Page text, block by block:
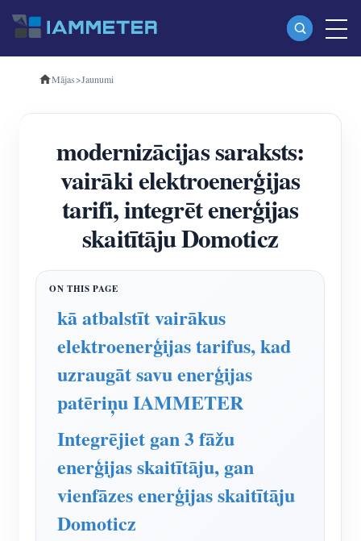
Produkti
Trīsfāzu Wi-Fi enerģijas mērītājs (WEM3080T)
Trīsfāzu Wi-Fi enerģijas mērītājs (WEM3046T)
Trīsfāzu Wi-Fi enerģijas mērītājs (WEM3050T)
WiFi barošanas kontrolieris
IAMMETER Cloud Pro
IAMMETER simulators
Virtuālais skaitītājs
Enerģijas prognozēšanas un simulācijas sistēma
Lietojumprogrammas
Saules PV sistēmas enerģijas monitors
Elektroenerģijas patēriņa monitors
Veikals
Resursi
Mājas>Jaunumi
modernizācijas saraksts:
vairāki elektroenerģijas
tarifi, integrēt enerģijas
skaitītāju Domoticz
kā atbalstīt vairākus
elektroenerģijas tarifus, kad
uzraugāt savu enerģijas
patēriņu IAMMETER
Integrējiet gan 3 fāžu
enerģijas skaitītāju, gan
vienfāzes enerģijas skaitītāju
Domoticz